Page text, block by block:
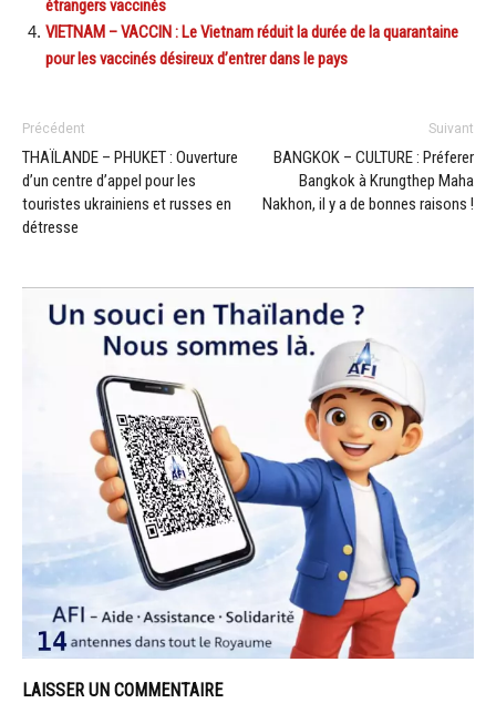
étrangers vaccinés
VIETNAM – VACCIN : Le Vietnam réduit la durée de la quarantaine
pour les vaccinés désireux d’entrer dans le pays
Précédent
THAÏLANDE – PHUKET : Ouverture
d’un centre d’appel pour les
touristes ukrainiens et russes en
détresse
Suivant
BANGKOK – CULTURE : Préferer
Bangkok à Krungthep Maha
Nakhon, il y a de bonnes raisons !
LAISSER UN COMMENTAIRE